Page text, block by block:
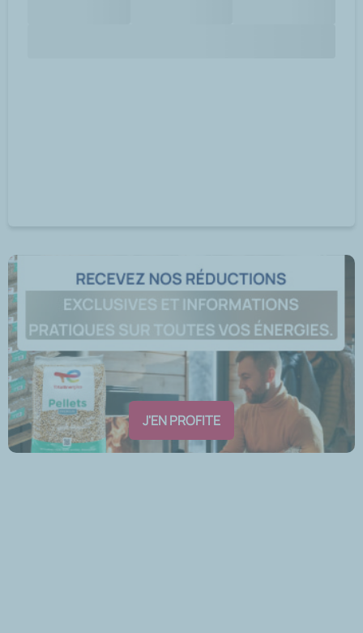
J'EN PROFITE